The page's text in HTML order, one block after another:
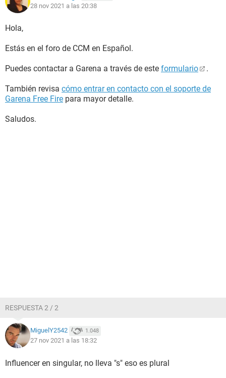
28 nov 2021 a las 20:38
Hola,
Estás en el foro de CCM en Español.
Puedes contactar a Garena a través de este formulario .
También revisa cómo entrar en contacto con el soporte de
Garena Free Fire para mayor detalle.
Saludos.
RESPUESTA 2 / 2
MiguelY2542 1.048
27 nov 2021 a las 18:32
Influencer en singular, no lleva "s" eso es plural